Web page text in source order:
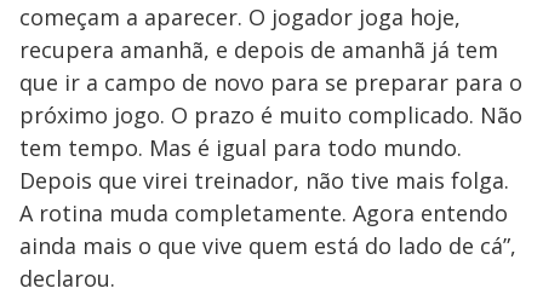
começam a aparecer. O jogador joga hoje,
recupera amanhã, e depois de amanhã já tem
que ir a campo de novo para se preparar para o
próximo jogo. O prazo é muito complicado. Não
tem tempo. Mas é igual para todo mundo.
Depois que virei treinador, não tive mais folga.
A rotina muda completamente. Agora entendo
ainda mais o que vive quem está do lado de cá”,
declarou.